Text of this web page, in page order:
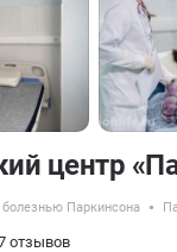
центр
Паркинсона
отзывов